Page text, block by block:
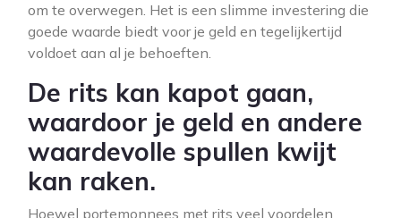
om te overwegen. Het is een slimme investering die
goede waarde biedt voor je geld en tegelijkertijd
voldoet aan al je behoeften.
De rits kan kapot gaan,
waardoor je geld en andere
waardevolle spullen kwijt
kan raken.
Hoewel portemonnees met rits veel voordelen